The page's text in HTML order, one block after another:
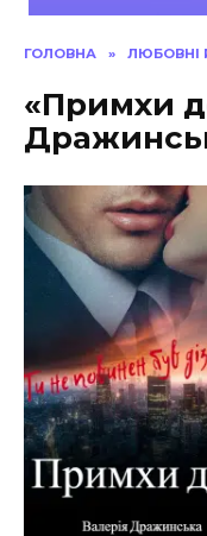
ГОЛОВНА » ЛЮБОВНІ
«Примхи